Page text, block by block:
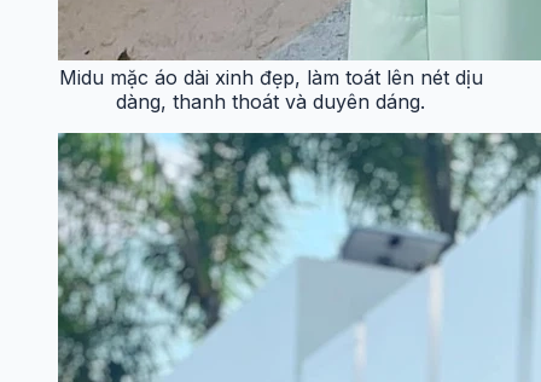
Midu mặc áo dài xinh đẹp, làm toát lên nét dịu
dàng, thanh thoát và duyên dáng.